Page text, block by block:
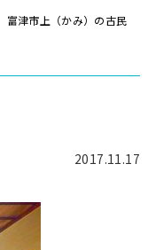
富津市上（かみ）の古民
2017.11.17